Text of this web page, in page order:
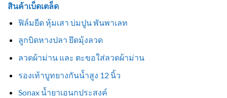
สินค้าเบ็ดเตล็ด
ฟิล์มยืด หุ้มเสา บ่มปูน พันพาเลท
ลูกบิดหางปลา ยึดมุ้งลวด
ลวดผ้าม่าน และ ตะขอใส่ลวดผ้าม่าน
รองเท้าบูทยางกันน้ำสูง 12 นิ้ว
Sonax น้ำยาเอนกประสงค์